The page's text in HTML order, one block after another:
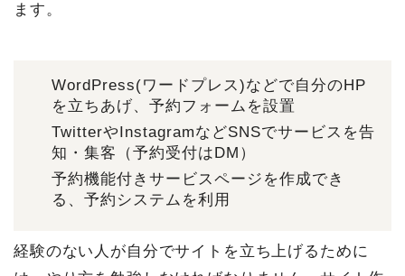
ます。
WordPress(ワードプレス)などで自分のHP
を立ちあげ、予約フォームを設置
TwitterやInstagramなどSNSでサービスを告
知・集客（予約受付はDM）
予約機能付きサービスページを作成でき
る、予約システムを利用
経験のない人が自分でサイトを立ち上げるために